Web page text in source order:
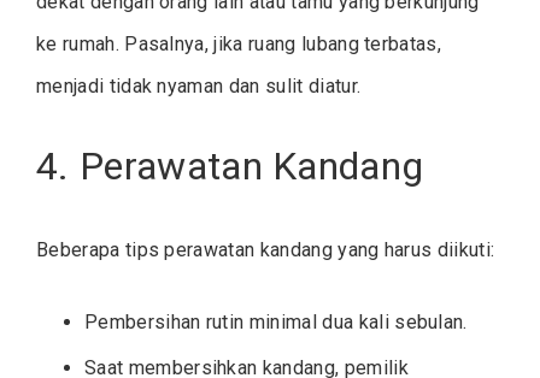
ke rumah. Pasalnya, jika ruang lubang terbatas,
menjadi tidak nyaman dan sulit diatur.
4. Perawatan Kandang
Beberapa tips perawatan kandang yang harus diikuti:
Pembersihan rutin minimal dua kali sebulan.
Saat membersihkan kandang, pemilik